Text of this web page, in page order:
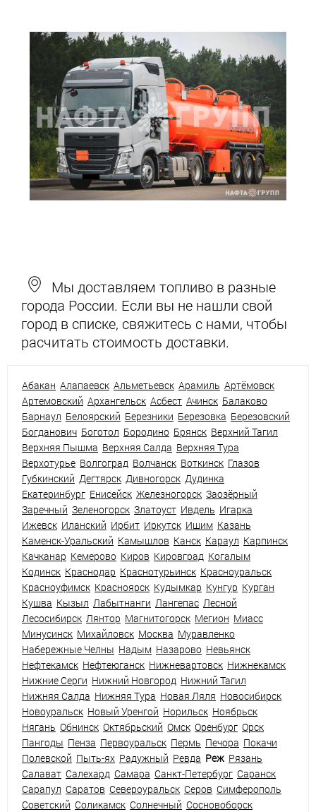
Мы доставляем топливо в разные
города России. Если вы не нашли свой
город в списке, свяжитесь с нами, чтобы
расчитать стоимость доставки.
Абакан Алапаевск Альметьевск Арамиль Артёмовск
Артемовский Архангельск Асбест Ачинск Балаково
Барнаул Белоярский Березники Березовка Березовский
Богданович Боготол Бородино Брянск Верхний Тагил
Верхняя Пышма Верхняя Салда Верхняя Тура
Верхотурье Волгоград Волчанск Воткинск Глазов
Губкинский Дегтярск Дивногорск Дудинка
Екатеринбург Енисейск Железногорск Заозёрный
Заречный Зеленогорск Златоуст Ивдель Игарка
Ижевск Иланский Ирбит Иркутск Ишим Казань
Каменск-Уральский Камышлов Канск Караул Карпинск
Качканар Кемерово Киров Кировград Когалым
Кодинск Краснодар Краснотурьинск Красноуральск
Красноуфимск Красноярск Кудымкар Кунгур Курган
Кушва Кызыл Лабытнанги Лангепас Лесной
Лесосибирск Лянтор Магнитогорск Мегион Миасс
Минусинск Михайловск Москва Муравленко
Набережные Челны Надым Назарово Невьянск
Нефтекамск Нефтеюганск Нижневартовск Нижнекамск
Нижние Серги Нижний Новгород Нижний Тагил
Нижняя Салда Нижняя Тура Новая Ляля Новосибирск
Новоуральск Новый Уренгой Норильск Ноябрьск
Нягань Обнинск Октябрьский Омск Оренбург Орск
Пангоды Пенза Первоуральск Пермь Печора Покачи
Полевской Пыть-ях Радужный Ревда Реж Рязань
Салават Салехард Самара Санкт-Петербург Саранск
Сарапул Саратов Североуральск Серов Симферополь
Советский Соликамск Солнечный Сосновоборск